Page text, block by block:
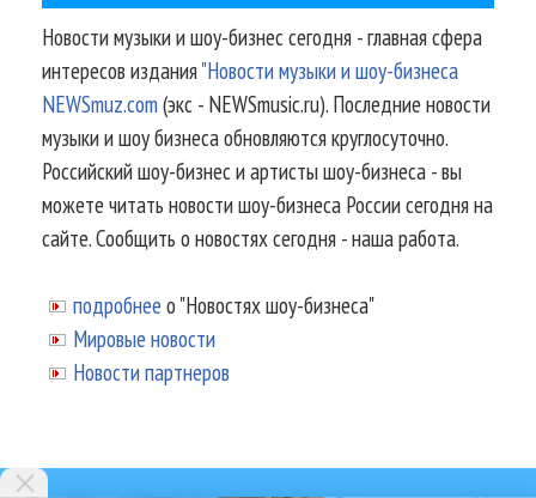
Новости музыки и шоу-бизнес сегодня - главная сфера
интересов издания"Новости музыки и шоу-бизнеса
NEWSmuz.com(экс - NEWSmusic.ru). Последние новости
музыки и шоу бизнеса обновляются круглосуточно.
Российский шоу-бизнес и артисты шоу-бизнеса - вы
можете читать новости шоу-бизнеса России сегодня на
сайте. Сообщить о новостях сегодня - наша работа.
подробнее о "Новостях шоу-бизнеса"
Мировые новости
Новости партнеров